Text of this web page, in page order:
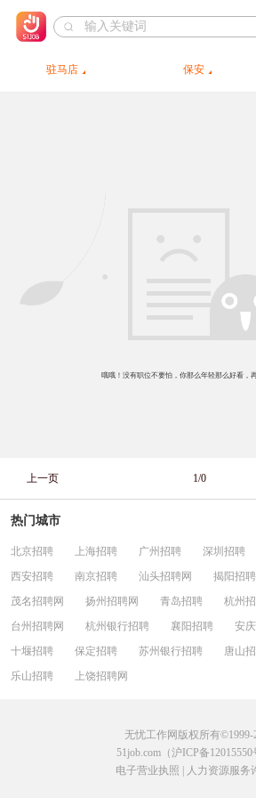
驻马店 保安
哦哦！没有职位不要怕，你那么年轻那么好看，
上一页 1/0
热门城市
北京招聘 上海招聘 广州招聘 深圳招聘
西安招聘
南京招聘 汕头招聘网 揭阳招
茂名招聘网
扬州招聘网 青岛招聘 杭州
台州招聘网
杭州银行招聘 襄阳招聘 安
十堰招聘
保定招聘 苏州银行招聘 唐山
乐山招聘
上饶招聘网
无忧工作网版权所有©1999-
51job.com（沪ICP备12015550
电子营业执照
人力资源服务